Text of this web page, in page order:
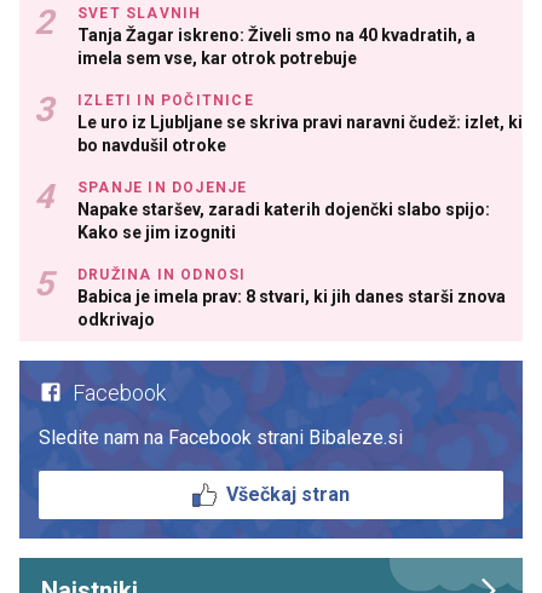
SVET SLAVNIH
Tanja Žagar iskreno: Živeli smo na 40 kvadratih, a
imela sem vse, kar otrok potrebuje
IZLETI IN POČITNICE
Le uro iz Ljubljane se skriva pravi naravni čudež: izlet, ki
bo navdušil otroke
SPANJE IN DOJENJE
Napake staršev, zaradi katerih dojenčki slabo spijo:
Kako se jim izogniti
DRUŽINA IN ODNOSI
Babica je imela prav: 8 stvari, ki jih danes starši znova
odkrivajo
Facebook
Sledite nam na Facebook strani Bibaleze.si
Všečkaj stran